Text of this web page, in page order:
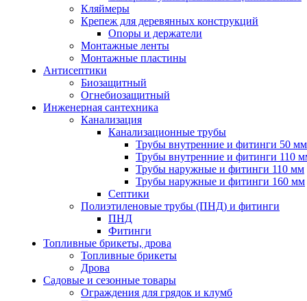
Кляймеры
Крепеж для деревянных конструкций
Опоры и держатели
Монтажные ленты
Монтажные пластины
Антисептики
Биозащитный
Огнебиозащитный
Инженерная сантехника
Канализация
Канализационные трубы
Трубы внутренние и фитинги 50 мм
Трубы внутренние и фитинги 110
Трубы наружные и фитинги 110 мм
Трубы наружные и фитинги 160 мм
Септики
Полиэтиленовые трубы (ПНД) и фитинги
ПНД
Фитинги
Топливные брикеты, дрова
Топливные брикеты
Дрова
Садовые и сезонные товары
Ограждения для грядок и клумб